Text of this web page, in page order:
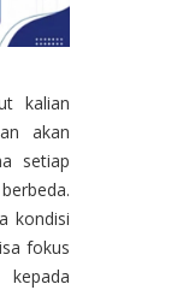
kalian
akan
setiap
kondisi
fokus